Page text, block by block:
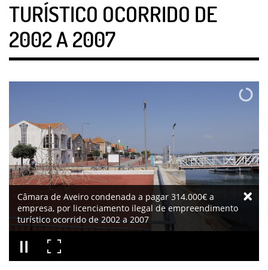
TURÍSTICO OCORRIDO DE
2002 A 2007
Câmara de Aveiro condenada a pagar 314.000€ a
empresa, por licenciamento ilegal de empreendimento
turístico ocorrido de 2002 a 2007